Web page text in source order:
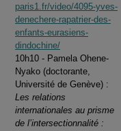
paris1.fr/video/4095-yves-
denechere-rapatrier-des-
enfants-eurasiens-
dindochine/
10h10 - Pamela Ohene-
Nyako (doctorante,
Université de Genève) :
Les relations
internationales au prisme
de l’intersectionnalité :